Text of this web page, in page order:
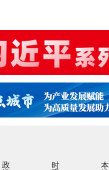
政情 时事 本地